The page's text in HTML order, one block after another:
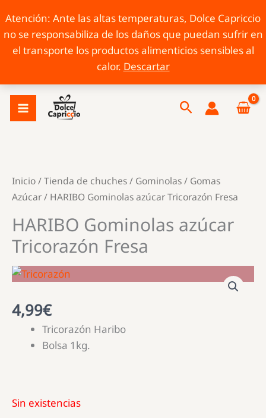
Atención: Ante las altas temperaturas, Dolce Capriccio
no se responsabiliza de los daños que puedan sufrir en
el transporte los productos alimenticios sensibles al
calor. Descartar
contenido
Buscar
Inicio/Tienda de chuches/ Gominolas/ Gomas
Azúcar/ HARIBO Gominolas azúcar Tricorazón Fresa
HARIBO Gominolas azúcar
Tricorazón Fresa
4,99€
Tricorazón Haribo
Bolsa 1kg.
Sin existencias